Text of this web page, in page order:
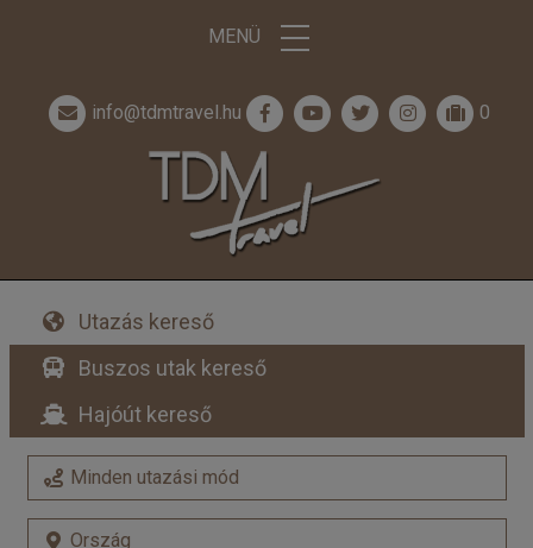
MENÜ
info@tdmtravel.hu 0
Utazás kereső
Buszos utak kereső
Hajóút kereső